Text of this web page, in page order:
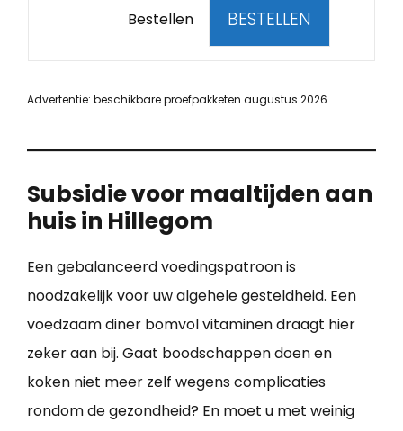
Bestellen BESTELLEN
Advertentie: beschikbare proefpakketen augustus 2026
Subsidie voor maaltijden aan
huis in Hillegom
Een gebalanceerd voedingspatroon is
noodzakelijk voor uw algehele gesteldheid. Een
voedzaam diner bomvol vitaminen draagt hier
zeker aan bij. Gaat boodschappen doen en
koken niet meer zelf wegens complicaties
rondom de gezondheid? En moet u met weinig